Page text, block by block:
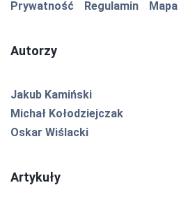
Prywatność Regulamin Mapa
Autorzy
Jakub Kamiński
Michał Kołodziejczak
Oskar Wiślacki
Artykuły